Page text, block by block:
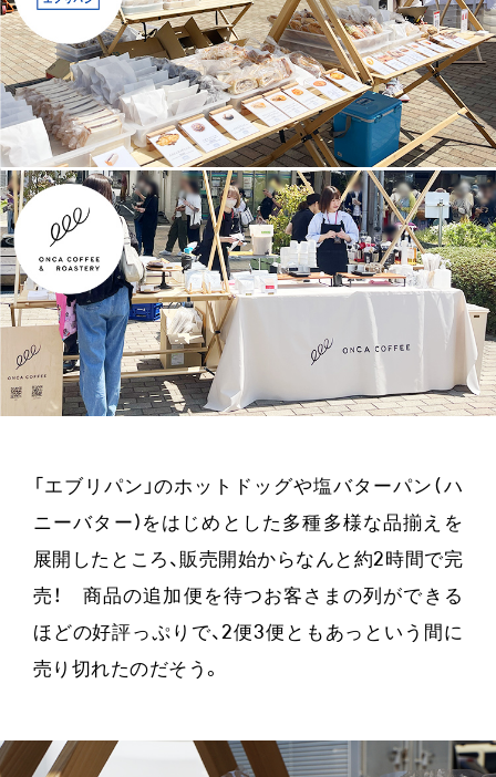
「エブリパン」のホットドッグや塩バターパン(ハ
ニーバター)をはじめとした多種多様な品揃えを
展開したところ、販売開始からなんと約2時間で完
売！ 商品の追加便を待つお客さまの列ができる
ほどの好評っぷりで、2便3便ともあっという間に
売り切れたのだそう。